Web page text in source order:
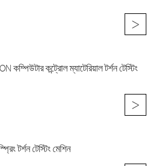
>
কন্ট্রোল ম্যাটেরিয়াল টর্শন টেস্টিং
>
টর্শন টেস্টিং মেশিন